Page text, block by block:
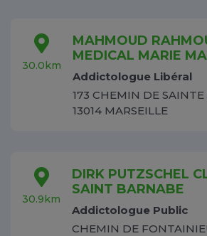
30.0km
MAHMOUD
MEDICAL MARIE
Addictologue Libéral
173 CHEMIN DE
13014 MARSEILLE
30.9km
DIRK PUTZSCHEL
SAINT BARNABE
Addictologue Public
CHEMIN DE